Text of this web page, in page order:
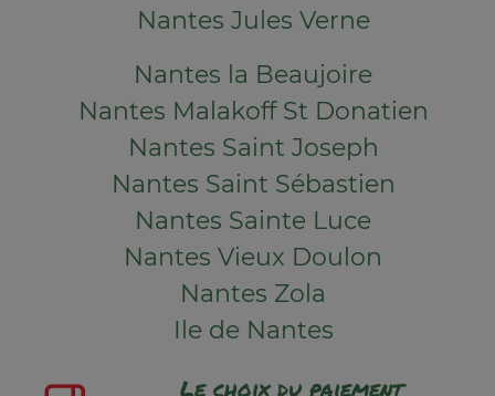
Nantes Jules Verne
Nantes la Beaujoire
Nantes Malakoff St Donatien
Nantes Saint Joseph
Nantes Saint Sébastien
Nantes Sainte Luce
Nantes Vieux Doulon
Nantes Zola
Ile de Nantes
Le choix du paiement